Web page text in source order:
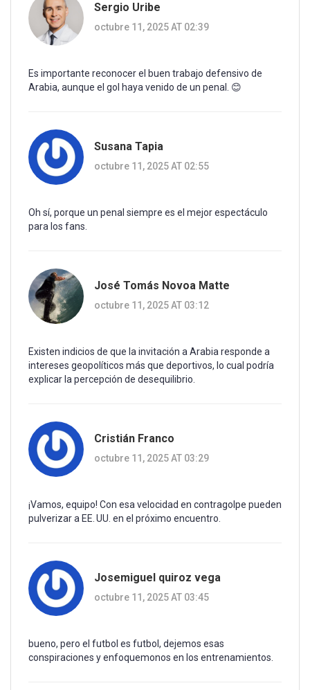
Sergio Uribe
octubre 11, 2025 AT 02:39
Es importante reconocer el buen trabajo defensivo de
Arabia, aunque el gol haya venido de un penal. 😊
Susana Tapia
octubre 11, 2025 AT 02:55
Oh sí, porque un penal siempre es el mejor espectáculo
para los fans.
José Tomás Novoa Matte
octubre 11, 2025 AT 03:12
Existen indicios de que la invitación a Arabia responde a
intereses geopolíticos más que deportivos, lo cual podría
explicar la percepción de desequilibrio.
Cristián Franco
octubre 11, 2025 AT 03:29
¡Vamos, equipo! Con esa velocidad en contragolpe pueden
pulverizar a EE. UU. en el próximo encuentro.
Josemiguel quiroz vega
octubre 11, 2025 AT 03:45
bueno, pero el futbol es futbol, dejemos esas
conspiraciones y enfoquemonos en los entrenamientos.